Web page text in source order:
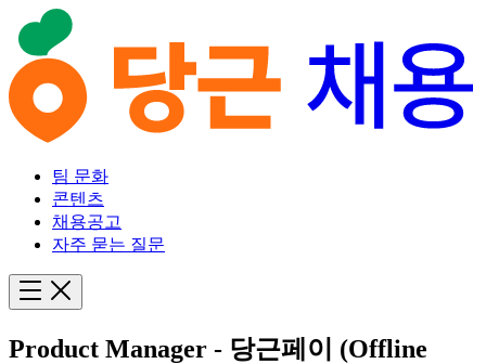
팀 문화
콘텐츠
채용공고
자주 묻는 질문
Product Manager - 당근페이 (Offline